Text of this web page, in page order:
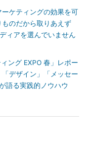
ーケティングの効果を可
のだから取りあえず
ィアを選んでいません
ング EXPO 春」レポー
デザイン」「メッセー
語る実践的ノウハウ